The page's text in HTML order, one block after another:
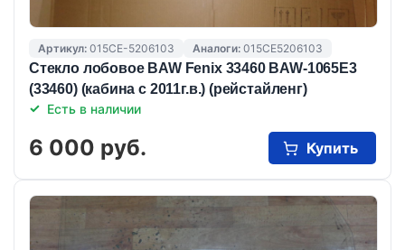
Артикул: 015CE-5206103 Аналоги: 015CE5206103
Стекло лобовое BAW Fenix 33460 BAW-1065E3
(33460) (кабина с 2011г.в.) (рейстайленг)
Есть в наличии
6 000 руб. Купить